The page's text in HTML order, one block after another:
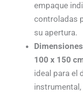
empaque
controladas
su apertura.
100 x 150
ideal para el
instrumental,